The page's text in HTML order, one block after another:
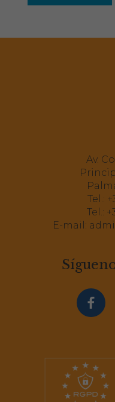
Enfermedades
en Sanidad
VIII Congreso
de Compañía
Máster de
9ª edición
MÁS INFORMACIÓN
Av.
Tel.:
Tel.:
E-mail: